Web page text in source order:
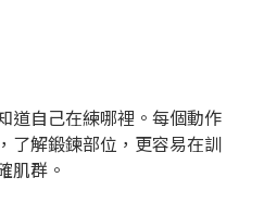
道自己在練哪裡。每個動作
了解鍛鍊部位，更容易在訓
肌群。